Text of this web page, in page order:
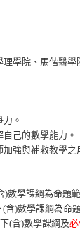
學院、馬偕醫學
。
己的數學能力。
強與補救教學
)數學課綱為命題
含)數學課綱為命
(含)數學課綱及